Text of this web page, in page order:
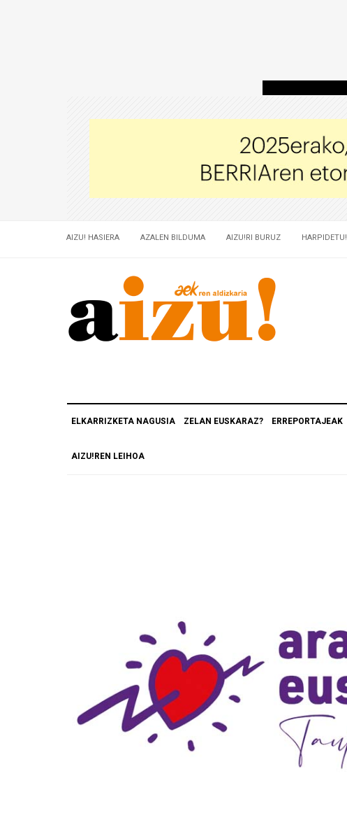
AIZU! HASIERA AZALEN BILDUMA AIZU!RI BURUZ HARPIDETU!
ELKARRIZKETA NAGUSIA ZELAN EUSKARAZ? ERREPORTAJEAK
AIZU!REN LEIHOA